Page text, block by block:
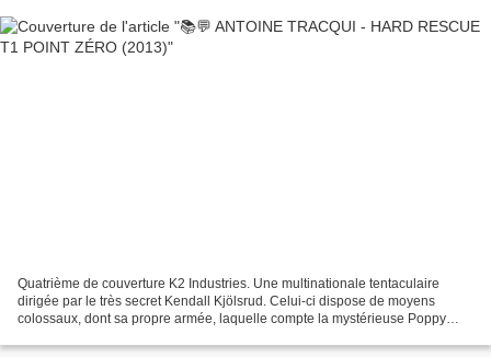
Quatrième de couverture K2 Industries. Une multinationale tentaculaire
dirigée par le très secret Kendall Kjölsrud. Celui-ci dispose de moyens
colossaux, dont sa propre armée, laquelle compte la mystérieuse Poppy